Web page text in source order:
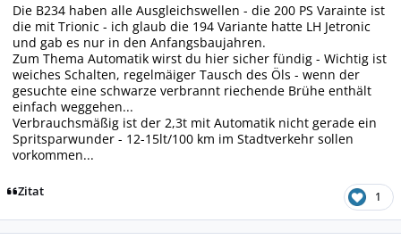
Die B234 haben alle Ausgleichswellen - die 200 PS Varainte ist
die mit Trionic - ich glaub die 194 Variante hatte LH Jetronic
und gab es nur in den Anfangsbaujahren.
Zum Thema Automatik wirst du hier sicher fündig - Wichtig ist
weiches Schalten, regelmäiger Tausch des Öls - wenn der
gesuchte eine schwarze verbrannt riechende Brühe enthält
einfach weggehen...
Verbrauchsmäßig ist der 2,3t mit Automatik nicht gerade ein
Spritsparwunder - 12-15lt/100 km im Stadtverkehr sollen
vorkommen...
Zitat 1